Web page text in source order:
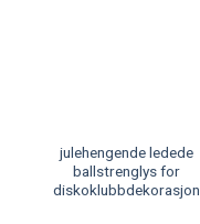
julehengende ledede
ballstrenglys for
diskoklubbdekorasjon